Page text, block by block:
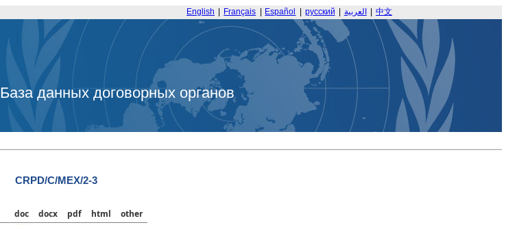
English Français Español русский العربية 中文
База данных договорных органов
CRPD/C/MEX/2-3
doc docx pdf html
other